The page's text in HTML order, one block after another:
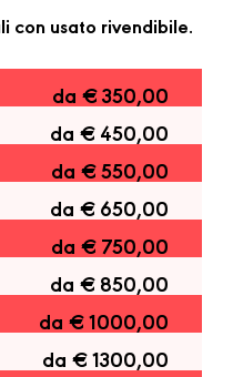
con usato rivendibile.
da € 350,00
da € 450,00
da € 550,00
da € 650,00
da € 750,00
da € 850,00
da € 1000,00
da € 1300,00